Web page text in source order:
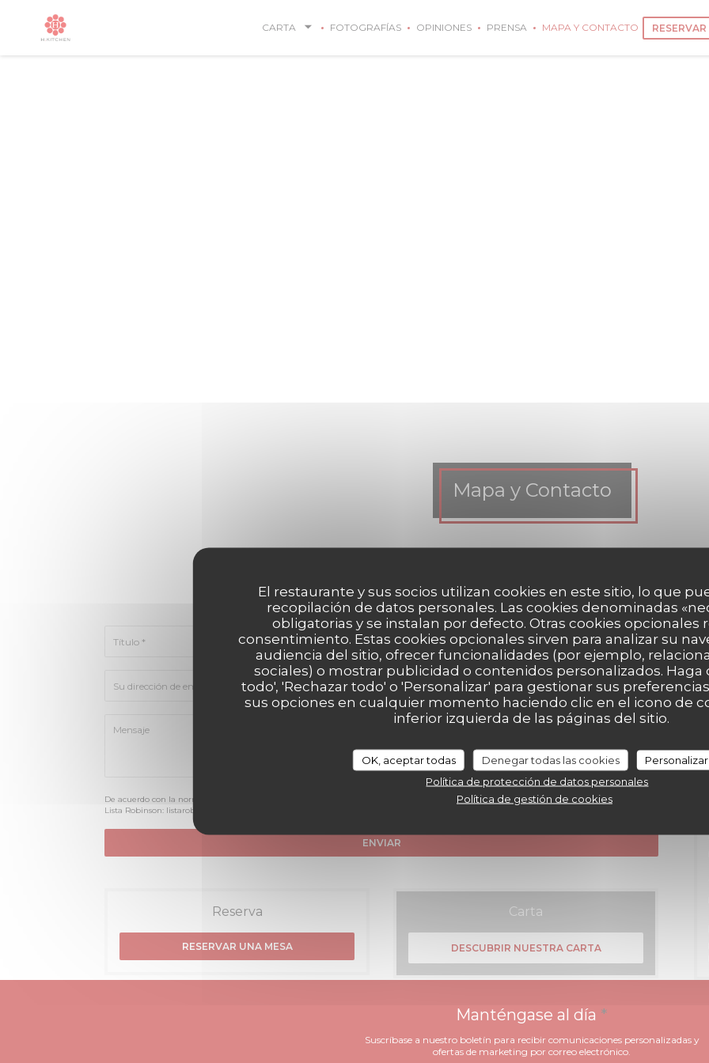
El restaurante y sus socios utilizan cookies en este sitio, lo que
recopilación de datos personales. Las cookies denominadas
obligatorias y se instalan por defecto. Otras cookies opcionales
consentimiento. Estas cookies opcionales sirven para analizar su
audiencia del sitio, ofrecer funcionalidades (por ejemplo,
sociales) o mostrar publicidad o contenidos personalizados. Haga
todo', 'Rechazar todo' o 'Personalizar' para gestionar sus
sus opciones en cualquier momento haciendo clic en el icono de
inferior izquierda de las páginas del sitio.
OK, aceptar todas Denegar todas las cookies
Personalizar
Política de protección de datos personales
Política de gestión de cookies
CARTA FOTOGRAFÍAS OPINIONES PRENSA MAPA Y CONTACTO
Mapa y Contacto
Rellene el siguiente formulario.
De acuerdo con la normativa de protección de datos, puede ejercer su derecho a no recibir comunicaciones comerciales inscribiéndose en la
Lista Robinson: listarobinson.es
Reserva
RESERVAR UNA MESA
Carta
DESCUBRIR NUESTRA CARTA
Manténgase al día *
Suscríbase a nuestro boletín para recibir comunicaciones personalizadas y
ofertas de marketing por correo electrónico.